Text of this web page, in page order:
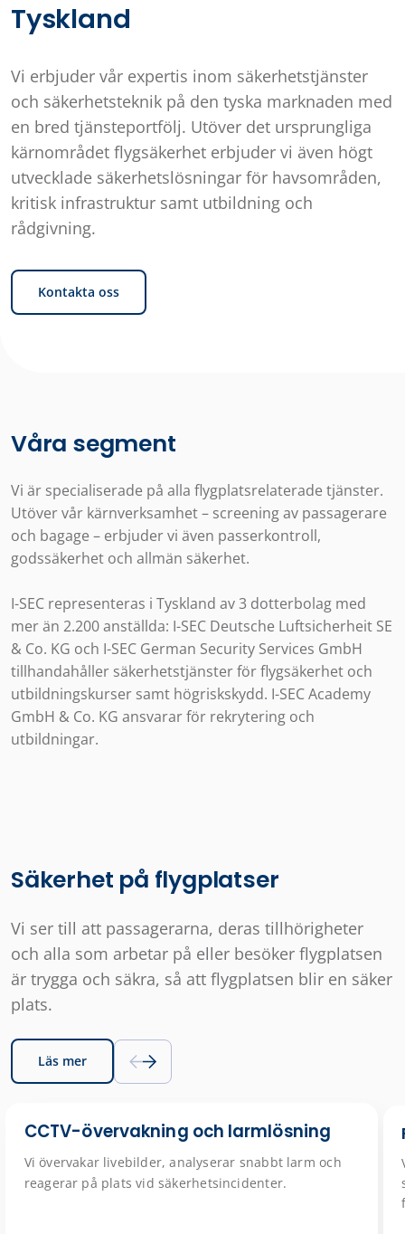
Tyskland
Vi erbjuder vår expertis inom säkerhetstjänster
och säkerhetsteknik på den tyska marknaden med
en bred tjänsteportfölj. Utöver det ursprungliga
kärnområdet flygsäkerhet erbjuder vi även högt
utvecklade säkerhetslösningar för havsområden,
kritisk infrastruktur samt utbildning och
rådgivning.
Kontakta oss
Våra segment
Vi är specialiserade på alla flygplatsrelaterade tjänster.
Utöver vår kärnverksamhet – screening av passagerare
och bagage – erbjuder vi även passerkontroll,
godssäkerhet och allmän säkerhet.
I-SEC representeras i Tyskland av 3 dotterbolag med
mer än 2.200 anställda: I-SEC Deutsche Luftsicherheit SE
& Co. KG och I-SEC German Security Services GmbH
tillhandahåller säkerhetstjänster för flygsäkerhet och
utbildningskurser samt högriskskydd. I-SEC Academy
GmbH & Co. KG ansvarar för rekrytering och
utbildningar.
Säkerhet på flygplatser
Vi ser till att passagerarna, deras tillhörigheter
och alla som arbetar på eller besöker flygplatsen
är trygga och säkra, så att flygplatsen blir en säker
plats.
Läs mer
CCTV-övervakning och larmlösning
Vi övervakar livebilder, analyserar snabbt larm och
reagerar på plats vid säkerhetsincidenter.